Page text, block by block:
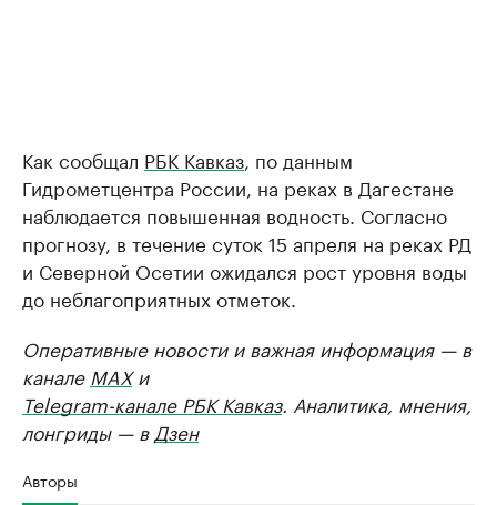
Как сообщал РБК Кавказ , по данным
Гидрометцентра России, на реках в Дагестане
наблюдается повышенная водность. Согласно
прогнозу, в течение суток 15 апреля на реках РД
и Северной Осетии ожидался рост уровня воды
до неблагоприятных отметок.
Оперативные новости и важная информация — в
канале MAXи
Telegram-канале РБК Кавказ. Аналитика, мнения,
лонгриды — в Дзен
Авторы